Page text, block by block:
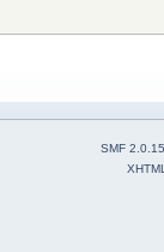
SMF 2.0.15